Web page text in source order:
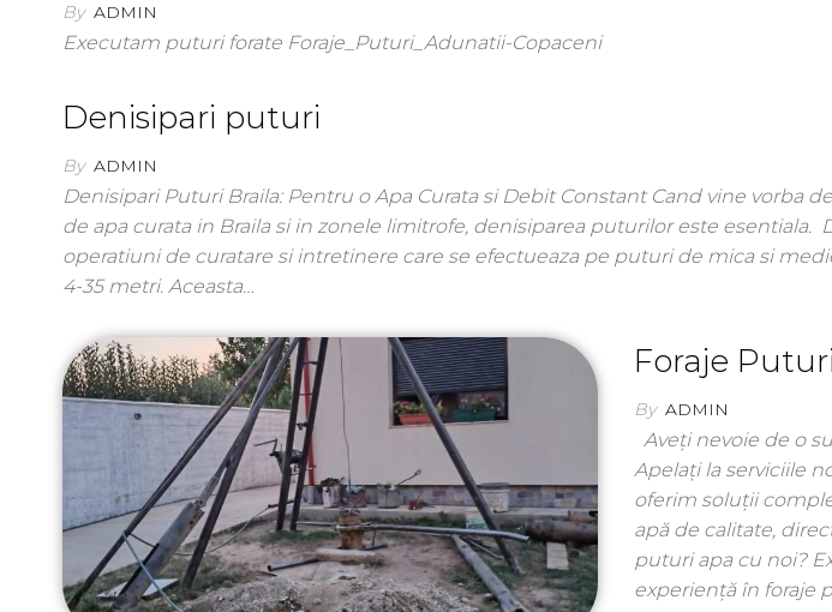
By ADMIN
Executam puturi forate Foraje_Puturi_Adunatii-Copaceni
Denisipari puturi
By ADMIN
Denisipari Puturi Braila: Pentru o Apa Curata si Debit Constant Cand vine vorba
de apa curata in Braila si in zonele limitrofe, denisiparea puturilor este esentiala.
operatiuni de curatare si intretinere care se efectueaza pe puturi de mica si
4-35 metri. Aceasta…
Foraje
By ADMIN
Aveți nevoie de o
Apelați la serviciile
oferim soluții
apă de calitate,
puturi apa cu noi?
experiență în foraje